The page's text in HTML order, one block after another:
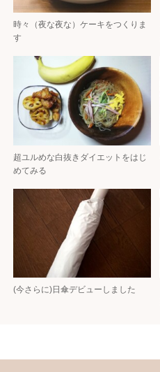
時々（夜な夜な）ケーキをつくりま
す
超ユルめな白抜きダイエットをはじ
めてみる
(今さらに)日傘デビューしました